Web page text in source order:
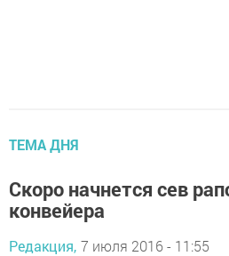
ТЕМА ДНЯ
Скоро начнется сев
конвейера
Редакция, 7 июля 2016 - 11:55